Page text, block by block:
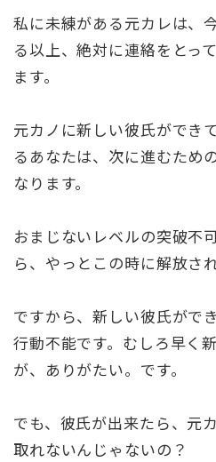
私に未練がある元カレは、
る以上、絶対に連絡をとっ
ます。
元カノに新しい彼氏ができ
るあなたは、次に進むため
なります。
おまじないレベルの突破不
ら、やっとこの時に解放され
ですから、新しい彼氏がで
行動不能です。むしろ早く
が、ありがたい。です。
でも、彼氏が出来たら、元
取れないんじゃないの？